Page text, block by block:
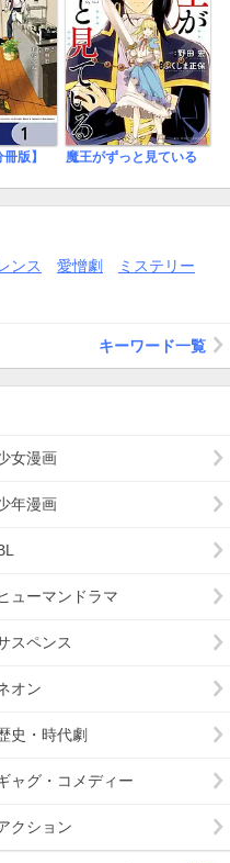
版】 魔王がずっと見ている
ンス 愛憎劇
ミステリー
キーワード一覧
女漫画
年漫画
ューマンドラマ
スペンス
オン
史・時代劇
ャグ・コメディー
クション